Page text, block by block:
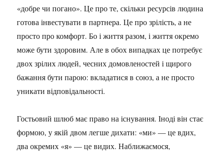
«добре чи погано». Це про те, скільки ресурсів людина
готова інвестувати в партнера. Це про зрілість, а не
просто про комфорт. Бо і життя разом, і життя окремо
може бути здоровим. Але в обох випадках це потребує
двох зрілих людей, чесних домовленостей і щирого
бажання бути парою: вкладатися в союз, а не просто
уникати відповідальності.
Гостьовий шлюб має право на існування. Іноді він стає
формою, у якій двом легше дихати: «ми» — це вдих,
два окремих «я» — це видих. Наближаємося,